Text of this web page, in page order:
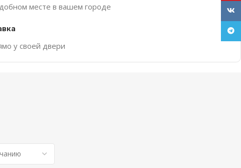
месте в вашем городе
у своей двери
VK